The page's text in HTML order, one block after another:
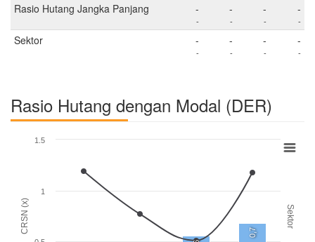
Rasio Hutang Jangka Panjang
-
-
-
-
-
-
-
-
Sektor -
-
-
-
-
-
-
-
Rasio Hutang dengan Modal (DER)
CRSN (x) Sektor
0,7
1
1.5